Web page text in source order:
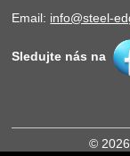
Email: info@steel-
Sledujte nás na
©